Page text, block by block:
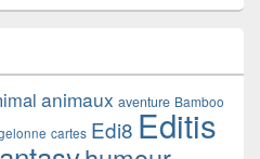
animaux aventure Bamboo
cartes Edi8 Editis